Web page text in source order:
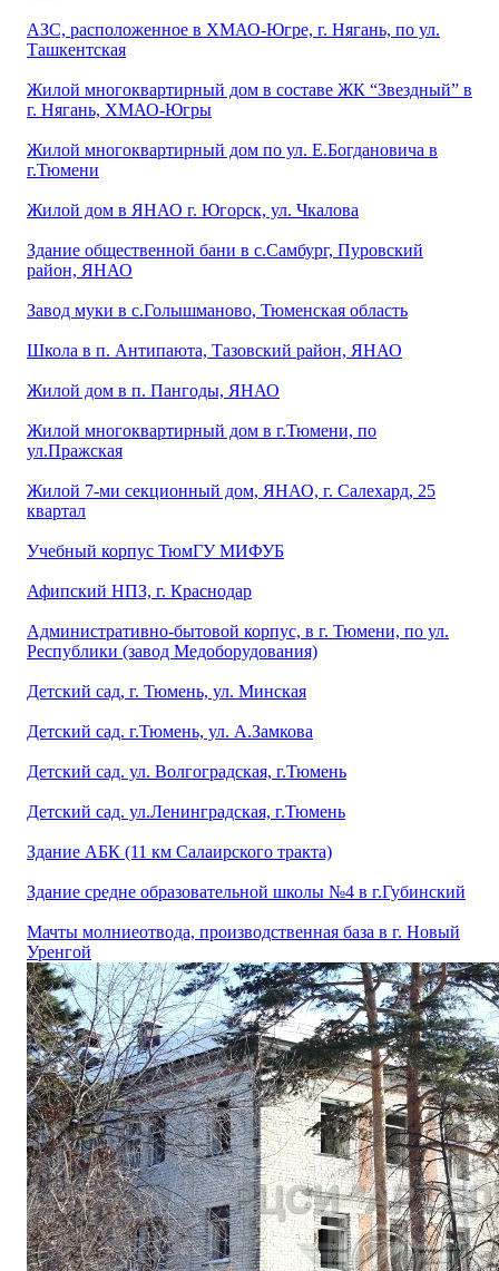
АЗС, расположенное в ХМАО-Югре, г. Нягань, по ул.
Ташкентская
Жилой многоквартирный дом в составе ЖК “Звездный” в
г. Нягань, ХМАО-Югры
Жилой многоквартирный дом по ул. Е.Богдановича в
г.Тюмени
Жилой дом в ЯНАО г. Югорск, ул. Чкалова
Здание общественной бани в с.Самбург, Пуровский
район, ЯНАО
Завод муки в с.Голышманово, Тюменская область
Школа в п. Антипаюта, Тазовский район, ЯНАО
Жилой дом в п. Пангоды, ЯНАО
Жилой многоквартирный дом в г.Тюмени, по
ул.Пражская
Жилой 7-ми секционный дом, ЯНАО, г. Салехард, 25
квартал
Учебный корпус ТюмГУ МИФУБ
Афипский НПЗ, г. Краснодар
Административно-бытовой корпус, в г. Тюмени, по ул.
Республики (завод Медоборудования)
Детский сад, г. Тюмень, ул. Минская
Детский сад. г.Тюмень, ул. А.Замкова
Детский сад. ул. Волгоградская, г.Тюмень
Детский сад. ул.Ленинградская, г.Тюмень
Здание АБК (11 км Салаирского тракта)
Здание средне образовательной школы №4 в г.Губинский
Мачты молниеотвода, производственная база в г. Новый
Уренгой